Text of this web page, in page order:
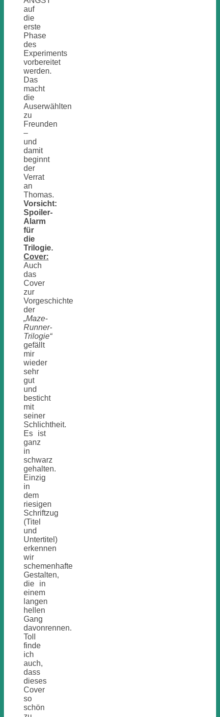
auf
die
erste
Phase
des
Experiments
vorbereitet
werden.
Das
macht
die
Auserwählten
zu
Freunden
–
und
damit
beginnt
der
Verrat
an
Thomas.
Vorsicht:
Spoiler-
Alarm
für
die
Trilogie.
Cover:
Auch
das
Cover
zur
Vorgeschichte
der
„Maze-
Runner-
Trilogie“
gefällt
mir
wieder
sehr
gut
und
besticht
mit
seiner
Schlichtheit.
Es ist
ganz
in
schwarz
gehalten.
Einzig
in
dem
riesigen
Schriftzug
(Titel
und
Untertitel)
erkennen
wir
schemenhafte
Gestalten,
die in
einem
langen
hellen
Gang
davonrennen.
Toll
finde
ich
auch,
dass
dieses
Cover
so
schön